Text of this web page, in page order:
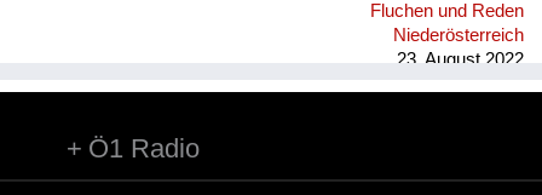
Fluchen und Reden
Niederösterreich
23. August 2022
Ö1 Radio